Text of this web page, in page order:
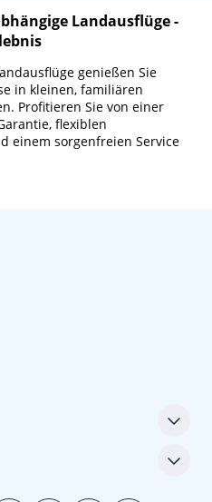
Landausflüge -
genießen Sie
in kleinen, familiären
Profitieren Sie von einer
flexiblen
einem sorgenfreien Service